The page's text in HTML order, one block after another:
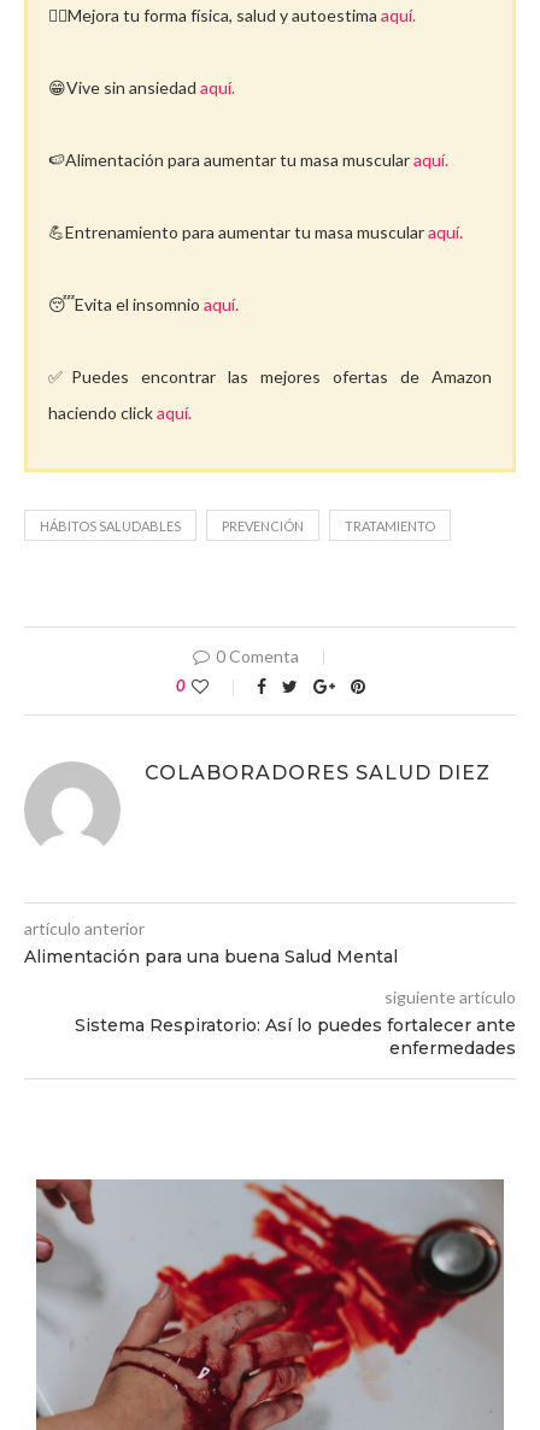
🤸‍♀️Mejora tu forma física, salud y autoestima aquí.
😁Vive sin ansiedad aquí.
🍉Alimentación para aumentar tu masa muscularaquí.
💪Entrenamiento para aumentar tu masa muscularaquí.
😴Evita el insomnio aquí.
✅Puedes encontrar las mejores ofertas de Amazon
haciendo clickaquí.
HÁBITOS SALUDABLES PREVENCIÓN TRATAMIENTO
0 Comenta
0
COLABORADORES SALUD DIEZ
artículo anterior
Alimentación para una buena Salud Mental
siguiente artículo
Sistema Respiratorio: Así lo puedes fortalecer ante
enfermedades